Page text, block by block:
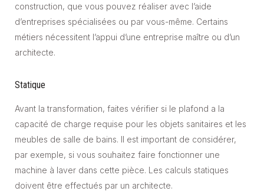
construction, que vous pouvez réaliser avec l’aide
d’entreprises spécialisées ou par vous-même. Certains
métiers nécessitent l’appui d’une entreprise maître ou d’un
architecte.
Statique
Avant la transformation, faites vérifier si le plafond a la
capacité de charge requise pour les objets sanitaires et les
meubles de salle de bains. Il est important de considérer,
par exemple, si vous souhaitez faire fonctionner une
machine à laver dans cette pièce. Les calculs statiques
doivent être effectués par un architecte.